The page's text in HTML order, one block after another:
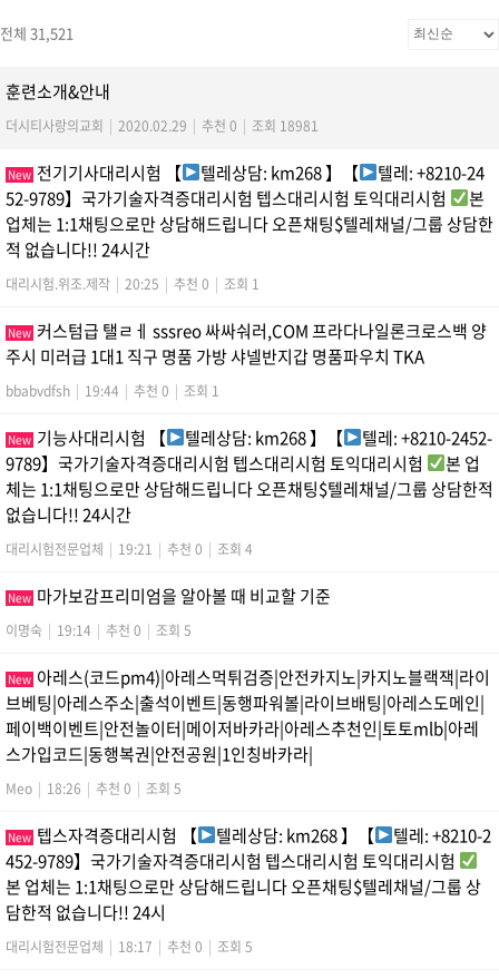
전체 31,521
훈련소개&안내
더시티사랑의교회 | 2020.02.29 | 추천 0 | 조회 18981
New 전기기사대리시험 【 텔레상담: km268 】【
텔레: +8210-24
52-9789】국가기술자격증대리시험 텝스대리시험 토익대리시험
본
업체는 1:1채팅으로만 상담해드립니다 오픈채팅$텔레채널/그룹 상담한
적 없습니다!! 24시간
대리시험.위조.제작 | 20:25 | 추천 0 | 조회 1
New 커스텀급 탤ㄹㅔ sssreo 싸싸숴러,COM 프라다나일론크로스백 양
주시 미러급 1대1 직구 명품 가방 샤넬반지갑 명품파우치 TKA
bbabvdfsh | 19:44 | 추천 0 | 조회 1
New 기능사대리시험 【 텔레상담: km268 】【
텔레: +8210-2452-
9789】국가기술자격증대리시험 텝스대리시험 토익대리시험
본 업
체는 1:1채팅으로만 상담해드립니다 오픈채팅$텔레채널/그룹 상담한적
없습니다!! 24시간
대리시험전문업체 | 19:21 | 추천 0 | 조회 4
New 마가보감프리미엄을 알아볼 때 비교할 기준
이명숙 | 19:14 | 추천 0 | 조회 5
New 아레스(코드pm4)|아레스먹튀검증|안전카지노|카지노블랙잭|라이
브베팅|아레스주소|출석이벤트|동행파워볼|라이브배팅|아레스도메인|
페이백이벤트|안전놀이터|메이저바카라|아레스추천인|토토mlb|아레
스가입코드|동행복권|안전공원|1인칭바카라|
Meo | 18:26 | 추천 0 | 조회 5
New 텝스자격증대리시험 【 텔레상담: km268 】【
텔레: +8210-2
452-9789】국가기술자격증대리시험 텝스대리시험 토익대리시험
본 업체는 1:1채팅으로만 상담해드립니다 오픈채팅$텔레채널/그룹 상
담한적 없습니다!! 24시
대리시험전문업체 | 18:17 | 추천 0 | 조회 5